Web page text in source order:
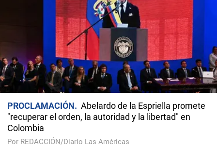
PROCLAMACIÓN
Abelardo de la Espriella promete
"recuperar el orden, la autoridad y la libertad" en
Colombia
Por REDACCIÓN/Diario Las Américas